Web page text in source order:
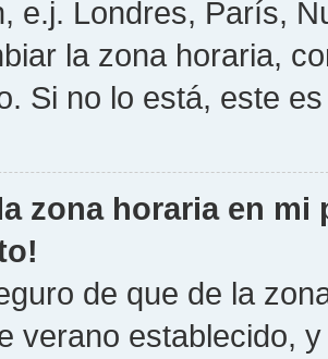
e.j. Londres, París,
la zona horaria,
Si no lo está, este
zona horaria en
de que de la
verano establecido,